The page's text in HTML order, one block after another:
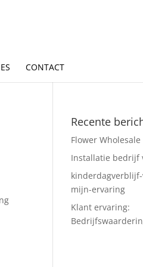
CONTACT
Recente
Flower Wholesale
Installatie bedrijf
mijn-ervaring
Klant ervaring: